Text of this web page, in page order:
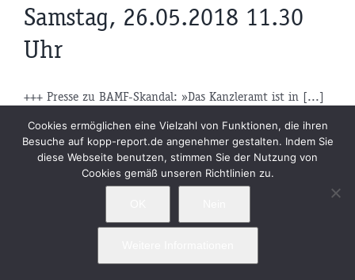
Samstag, 26.05.2018 11.30
Uhr
+++ Presse zu BAMF-Skandal: »Das Kanzleramt ist in [...]
Samstag, 26.05.2018 08.30
Cookies ermöglichen eine Vielzahl von Funktionen, die ihren
Besuche auf kopp-report.de angenehmer gestalten. Indem Sie
diese Webseite benutzen, stimmen Sie der Nutzung von
Cookies gemäß unseren Richtlinien zu.